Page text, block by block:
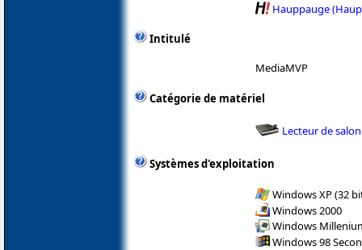
Hauppauge
Intitulé
MediaMVP
Catégorie de matériel
Lecteur de salon
Systèmes d'exploitation
Windows XP (32
Windows 2000
Windows
Windows 98